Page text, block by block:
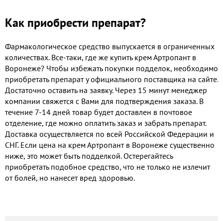
Как приобрести препарат?
Фармакологическое средство выпускается в ограниченных
количествах. Все-таки, где же купить крем Артропант в
Воронеже? Чтобы избежать покупки подделок, необходимо
приобретать препарат у официального поставщика на сайте.
Достаточно оставить на заявку. Через 15 минут менеджер
компании свяжется с Вами для подтверждения заказа. В
течение 7-14 дней товар будет доставлен в почтовое
отделение, где можно оплатить заказ и забрать препарат.
Доставка осуществляется по всей Российской Федерации и
СНГ. Если цена на крем Артропант в Воронеже существенно
ниже, это может быть подделкой. Остерегайтесь
приобретать подобное средство, что не только не излечит
от болей, но нанесет вред здоровью.